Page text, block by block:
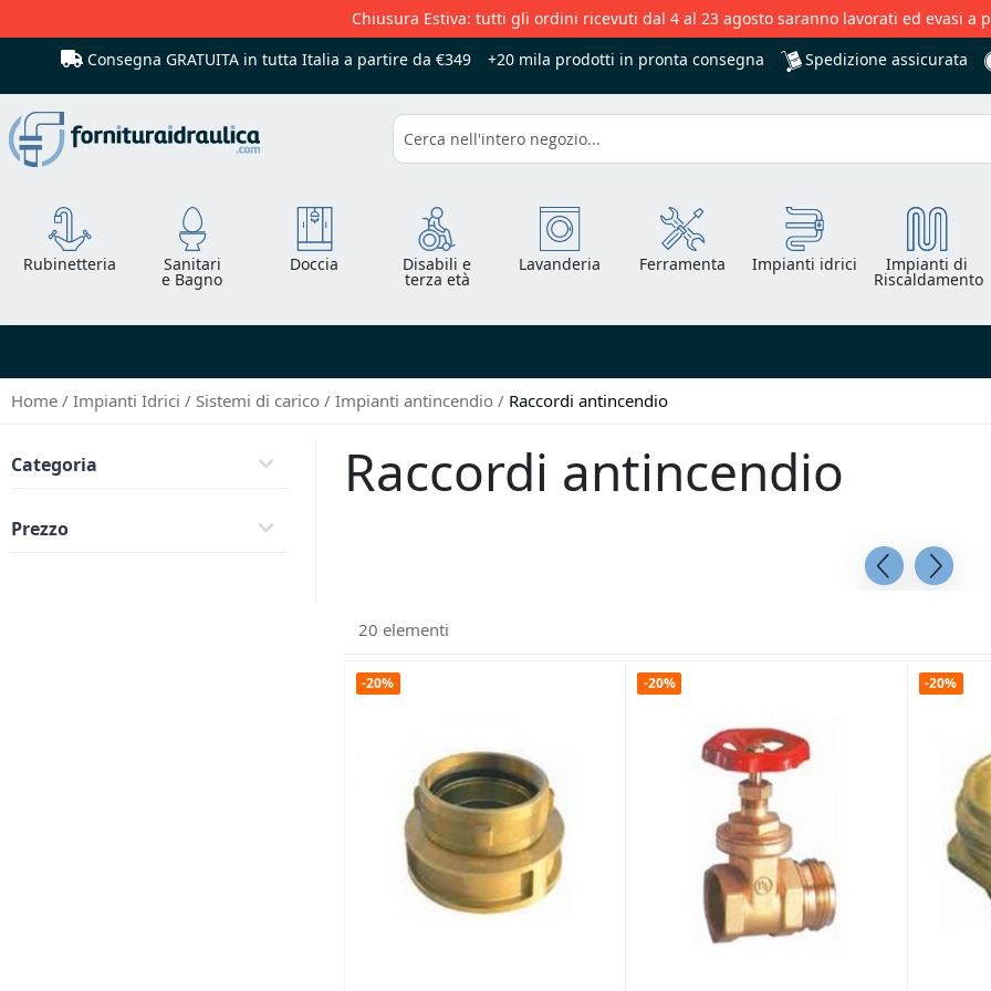
Chiusura Estiva: tutti gli ordini ricevuti dal 4 al 23 agosto saranno lavorati ed evasi a
Consegna GRATUITA in tutta Italia a partire da €349 +20 mila prodotti in pronta consegna Spedizione assicurata
Cerca
Rubinetteria Sanitari
e Bagno
Doccia Disabili e
terza età
Lavanderia Ferramenta Impianti idrici Impianti di
Riscaldamento
Home Impianti Idrici Sistemi di carico Impianti antincendio Raccordi antincendio
Raccordi antincendio
20 elementi
-20% -20% -20%
Categoria
Prezzo